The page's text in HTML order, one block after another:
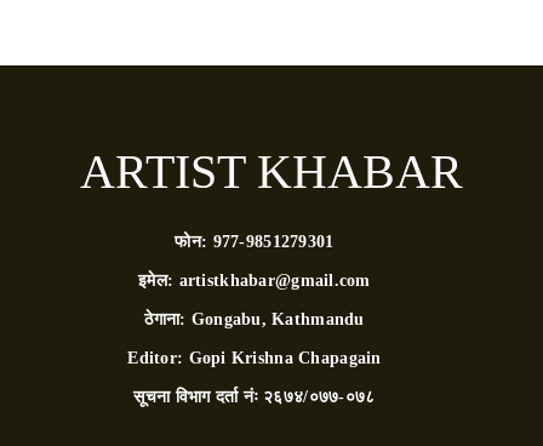
ARTIST KHABAR
फोन: 977-9851279301
इमेल: artistkhabar@gmail.com
ठेगाना: Gongabu, Kathmandu
Editor: Gopi Krishna Chapagain
सूचना विभाग दर्ता नंः २६७४/०७७-०७८